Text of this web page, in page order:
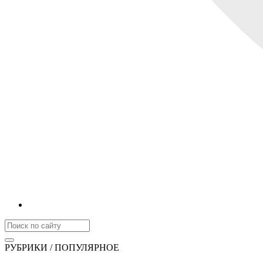
РУБРИКИ / ПОПУЛЯРНОЕ